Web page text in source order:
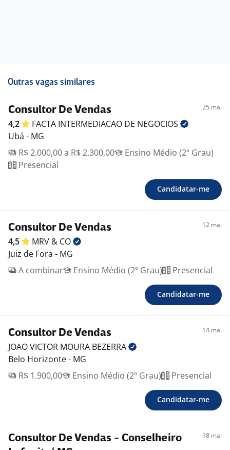
Ambição
UNIDADE CORONEL FABRICIANO - End : Avenida Gov.
José de Magalhães Pinto, 651, Bairro Giovanini- Coronel
Fabriciano
Salário : R$1.700 fixo + Comissão . Bonificação por
metas
Benefícios : Vale alimentação R$250,00, vale transporte
( se necessário) e após 90 dias de experiência curso de
idiomas para o colaborador ou filho.
-. Bonificação
-. Vale Alimentação
-. Vale Transporte
-. Curso de inglês após 3 meses
Outras vagas similares
Consultor De Vendas 25 mai
4,2 FACTA INTERMEDIACAO DE NEGOCIOS
Ubá - MG
R$ 2.000,00 a R$ 2.300,00
Ensino Médio (2º Grau)
Presencial
Candidatar-me
Consultor De Vendas 12 mai
4,5 MRV & CO
Juiz de Fora - MG
A combinar
Ensino Médio (2º Grau) Presencial
Candidatar-me
Consultor De Vendas 14 mai
JOAO VICTOR MOURA BEZERRA
Belo Horizonte - MG
R$ 1.900,00
Ensino Médio (2º Grau) Presencial
Candidatar-me
Consultor De Vendas - Conselheiro
18 mai